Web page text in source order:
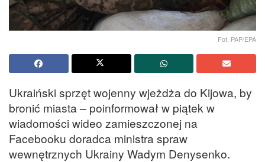
Fot. PAP/EPA
Ukraiński sprzęt wojenny wjeżdża do Kijowa, by
bronić miasta – poinformował w piątek w
wiadomości wideo zamieszczonej na
Facebooku doradca ministra spraw
wewnętrznych Ukrainy Wadym Denysenko.